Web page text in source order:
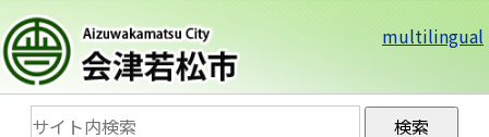
multilingual